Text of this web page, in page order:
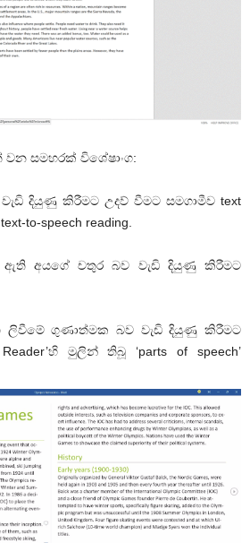
සමහරක් විශේෂාංග:
දියුණු කිරීමට උදව් වීමට සමගාමීව text
to-speech reading.
ඇති අයගේ චතුර බව වැඩි දියුණු කිරීමට
ලිවීමේ ගුණාත්මක බව වැඩි දියුණු කිරීමට
මුලින් තිබූ ‘parts of speech’